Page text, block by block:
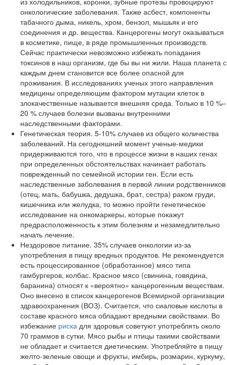
онкологические заболевания. Также асбест, компоненты
табачного дыма, никель, хром, бензол, мышьяк и его
соединения и др. вещества. Канцерогены могут оказываться
в косметике, пище, в ряде промышленных производств.
Сейчас практически невозможно избежать попадания
токсинов в наш организм, где бы вы ни жили. Наша планета с
каждым днем становится все более опасной для
проживания. В исследованиях ученых этого направления
медицины определяющим фактором мутации клеток в
злокачественные называется внешняя среда. Только в 10 %–
20 % случаев болезни вызваны внутренними
наследственными факторами.
Генетическая теория. 5-10% случаев из общего количества
заболеваний. На сегодняшний момент ученые-медики
придерживаются того, что в процессе жизни в наших генах
при определенных обстоятельствах начинает работать
поврежденный по семейной истории ген. Если есть
наследственные заболевания в первой линии родственников
(отец, мать, бабушка, дедушка, брат, сестра) раком груди,
кишечника или желудка, то можно пройти генетическое
исследование на онкомаркеры, которые покажут
предрасположенность к этим болезням и незамедлительно
начать лечение.
Нездоровое питание. 35% случаев онкологии из-за
употребления в пищу вредных продуктов. Не рекомендуется
есть процессированное (обработанное) мясо типа
гамбургеров, колбас. Красное мясо (свинина, говядина,
баранина) относят к «вероятно» канцерогенным веществам.
Оно внесено в список канцерогенов Всемирной организации
здравоохранения (ВОЗ). Считается, что сиаловые кислоты в
составе красного мяса обладают вредными свойствами. Во
избежание риска для здоровья советуют употреблять около
70 граммов в сутки. Мясо рыбы и птицы такими свойствами
не обладает и считается диетическим. Употребляйте в пищу
желто-зеленые овощи и фрукты, имбирь, розмарин, куркуму,